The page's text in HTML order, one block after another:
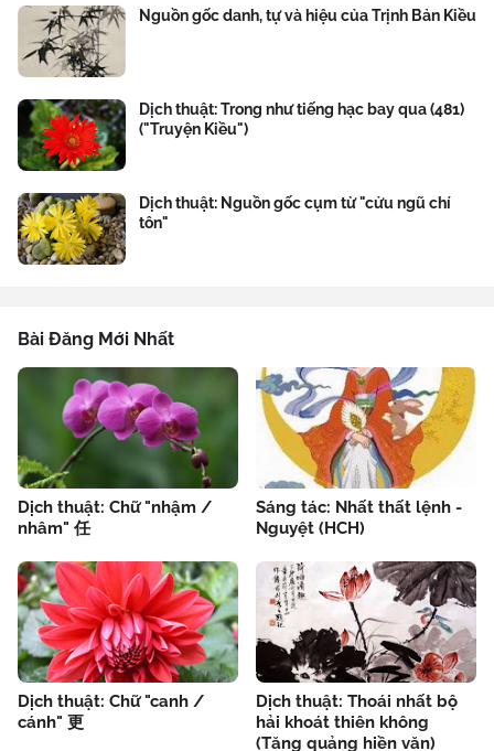
Nguồn gốc danh, tự và hiệu của Trịnh Bản Kiều
Dịch thuật: Trong như tiếng hạc bay qua (481)
("Truyện Kiều")
Dịch thuật: Nguồn gốc cụm từ "cửu ngũ chí
tôn"
Bài Đăng Mới Nhất
Dịch thuật: Chữ "nhậm /
nhâm" 任
Sáng tác: Nhất thất lệnh -
Nguyệt (HCH)
Dịch thuật: Chữ "canh /
cánh" 更
Dịch thuật: Thoái nhất bộ
hải khoát thiên không
(Tăng quảng hiền văn)